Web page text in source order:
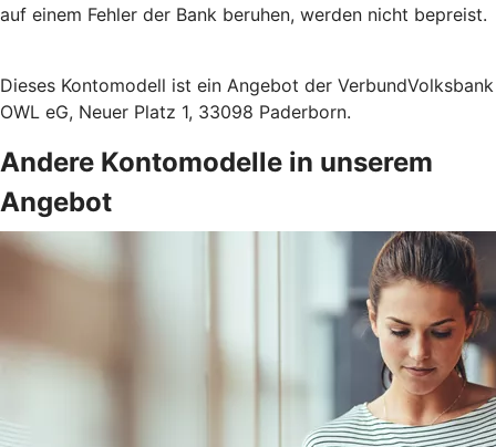
auf einem Fehler der Bank beruhen, werden nicht bepreist.
Dieses Kontomodell ist ein Angebot der VerbundVolksbank
OWL eG, Neuer Platz 1, 33098 Paderborn.
Andere Kontomodelle in unserem
Angebot